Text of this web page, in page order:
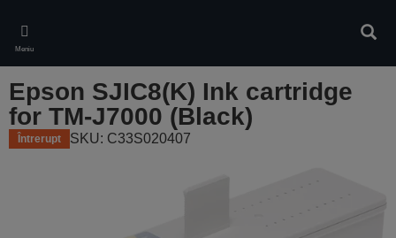
main
content
Meniu
Epson SJIC8(K) Ink cartridge
for TM-J7000 (Black)
Întrerupt SKU: C33S020407